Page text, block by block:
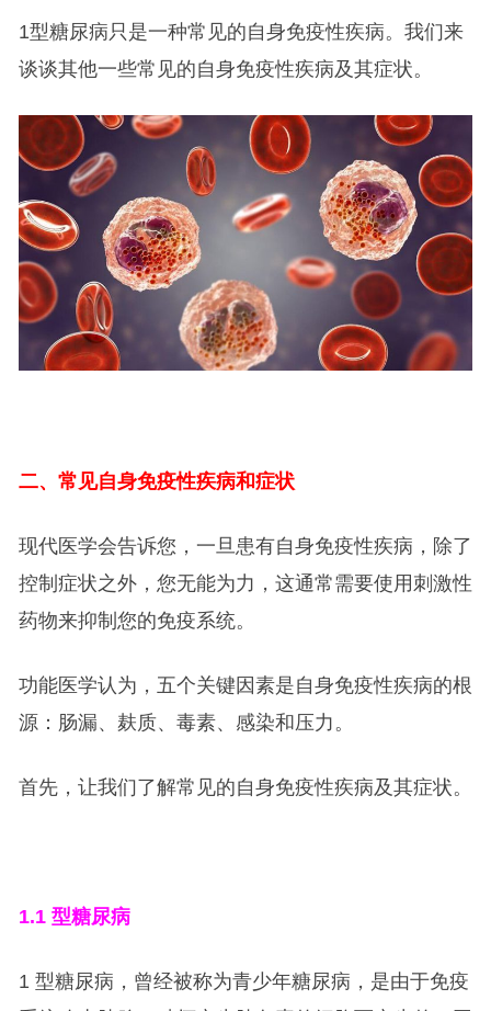
1型糖尿病只是一种常见的自身免疫性疾病。我们来
谈谈其他一些常见的自身免疫性疾病及其症状。
二、常见自身免疫性疾病和症状
现代医学会告诉您，一旦患有自身免疫性疾病，除了
控制症状之外，您无能为力，这通常需要使用刺激性
药物来抑制您的免疫系统。
功能医学认为，五个关键因素是自身免疫性疾病的根
源：肠漏、麸质、毒素、感染和压力。
首先，让我们了解常见的自身免疫性疾病及其症状。
1.1 型糖尿病
1 型糖尿病，曾经被称为青少年糖尿病，是由于免疫